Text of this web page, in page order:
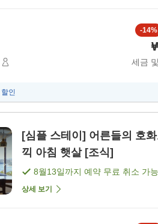
-14%
세금
할인
[심플 스테이] 어른들의 호
끽 아침 햇살 [조식]
8월13일까지 예약 무료 취소 가능
상세 보기